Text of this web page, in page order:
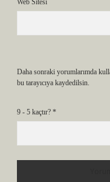
Web Sitesi
Daha sonraki yorumlarımda
bu tarayıcıya kaydedilsin.
9 - 5 kaçtır? *